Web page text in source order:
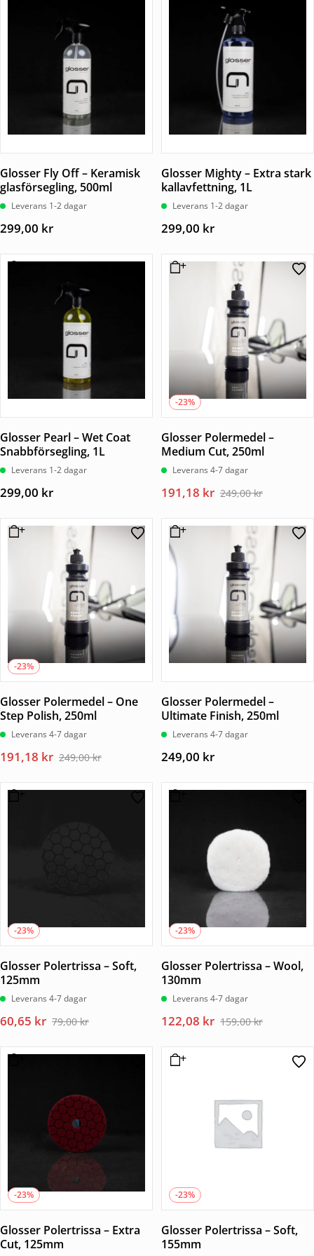
Glosser Fly Off – Keramisk
glasförsegling, 500ml
Leverans 1-2 dagar
299,00 kr
Glosser Mighty – Extra stark
kallavfettning, 1L
Leverans 1-2 dagar
299,00 kr
Glosser Pearl – Wet Coat
Snabbförsegling, 1L
Leverans 1-2 dagar
299,00 kr
-23%
Glosser Polermedel –
Medium Cut, 250ml
Leverans 4-7 dagar
249,00kr
Det
priset
var:
249,00 kr.
191,18 kr
Det
priset
är:
191,18 kr.
-23%
Glosser Polermedel – One
Step Polish, 250ml
Leverans 4-7 dagar
249,00kr
Det
priset
191,18 kr
Det
priset
Glosser Polermedel –
Ultimate Finish, 250ml
Leverans 4-7 dagar
249,00 kr
-23%
Glosser Polertrissa – Soft,
125mm
Leverans 4-7 dagar
79,00kr
Det
priset
60,65 kr
Det
priset
-23%
Glosser Polertrissa – Wool,
130mm
Leverans 4-7 dagar
159,00kr
Det
priset
var:
122,08 kr
Det
priset
är:
-23%
Glosser Polertrissa – Extra
Cut, 125mm
-23%
Glosser Polertrissa – Soft,
155mm